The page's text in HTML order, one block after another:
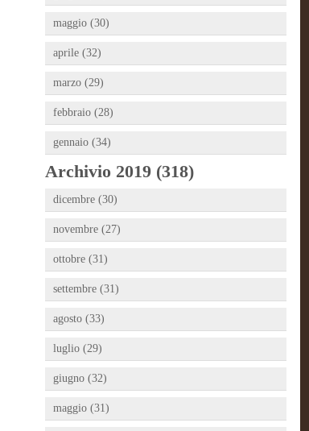
maggio (30)
aprile (32)
marzo (29)
febbraio (28)
gennaio (34)
Archivio 2019 (318)
dicembre (30)
novembre (27)
ottobre (31)
settembre (31)
agosto (33)
luglio (29)
giugno (32)
maggio (31)